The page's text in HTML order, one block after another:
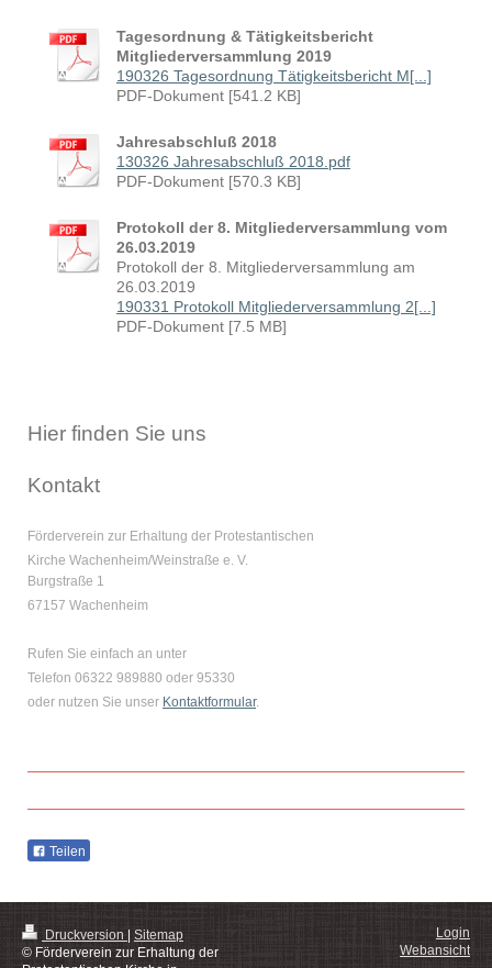
Tagesordnung & Tätigkeitsbericht
Mitgliederversammlung 2019
190326 Tagesordnung Tätigkeitsbericht M[...]
PDF-Dokument [541.2 KB]
Jahresabschluß 2018
130326 Jahresabschluß 2018.pdf
PDF-Dokument [570.3 KB]
Protokoll der 8. Mitgliederversammlung vom
26.03.2019
Protokoll der 8. Mitgliederversammlung am
26.03.2019
190331 Protokoll Mitgliederversammlung 2[...]
PDF-Dokument [7.5 MB]
Hier finden Sie uns
Kontakt
Förderverein zur Erhaltung der Protestantischen
Kirche Wachenheim/Weinstraße e. V.
Burgstraße 1
67157 Wachenheim
Rufen Sie einfach an unter
Telefon 06322 989880 oder 95330
oder nutzen Sie unser Kontaktformular.
Teilen
Druckversion | Sitemap
© Förderverein zur Erhaltung der
Login
Webansicht